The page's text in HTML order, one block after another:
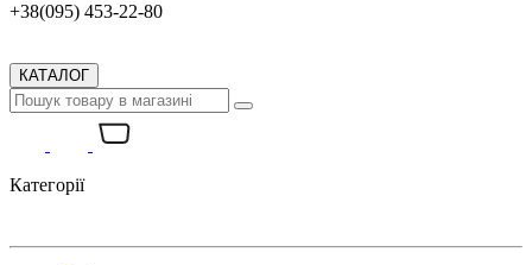
+38(095) 453-22-80
КАТАЛОГ
Категорії